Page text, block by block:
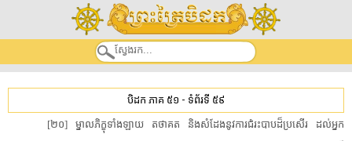
បិដក ភាគ ៥១ - ទំព័រទី ៥៩
[​២០​]​ ​ម្នាល​ភិក្ខុ​ទាំងឡាយ​ ​តថាគត​ ​និង​សំដែង​នូវ​ការ​ជំរះ​បាប​ដ៏​ប្រសើរ​ ​ដល់​អ្នក​